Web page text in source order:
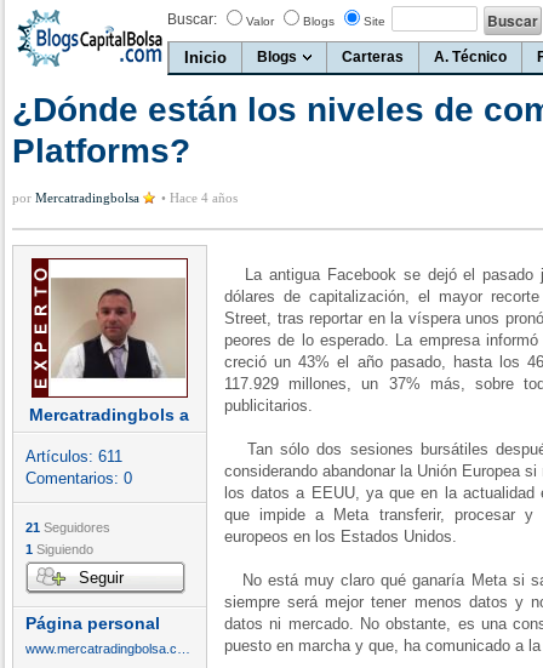
Buscar: Valor Blogs Site
Inicio Blogs Carteras A. Técnico
¿Dónde están los niveles de
Platforms?
por Mercatradingbolsa • Hace 4 años
Mercatradingbols a
Artículos: 611
Comentarios: 0
21 Seguidores
1 Siguiendo
Seguir
Página personal
La antigua Facebook se dejó el pasado
dólares de capitalización, el mayor
Street, tras reportar en la víspera unos
peores de lo esperado. La empresa
creció un 43% el año pasado, hasta los
117.929 millones, un 37% más, sobre
publicitarios.
Tan sólo dos sesiones bursátiles
considerando abandonar la Unión Europea
los datos a EEUU, ya que en la actualidad
que impide a Meta transferir, procesar
europeos en los Estados Unidos.
No está muy claro qué ganaría Meta si
siempre será mejor tener menos datos y
datos ni mercado. No obstante, es una
puesto en marcha y que, ha comunicado a